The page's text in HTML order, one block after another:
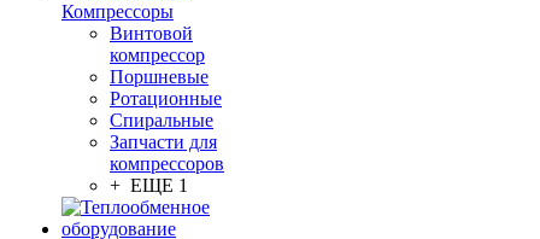
Компрессоры
Винтовой
компрессор
Поршневые
Ротационные
Спиральные
Запчасти для
компрессоров
+ ЕЩЕ 1